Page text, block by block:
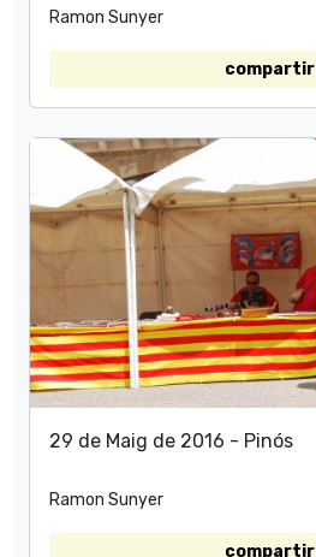
Ramon Sunyer
compartir
29 de Maig de 2016 - Pinós
Ramon Sunyer
compartir